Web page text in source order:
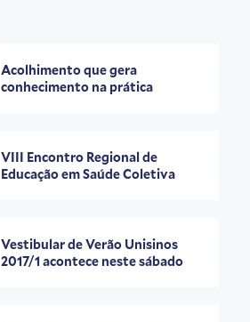
Acolhimento que gera
conhecimento na prática
VIII Encontro Regional de
Educação em Saúde Coletiva
Vestibular de Verão Unisinos
2017/1 acontece neste sábado